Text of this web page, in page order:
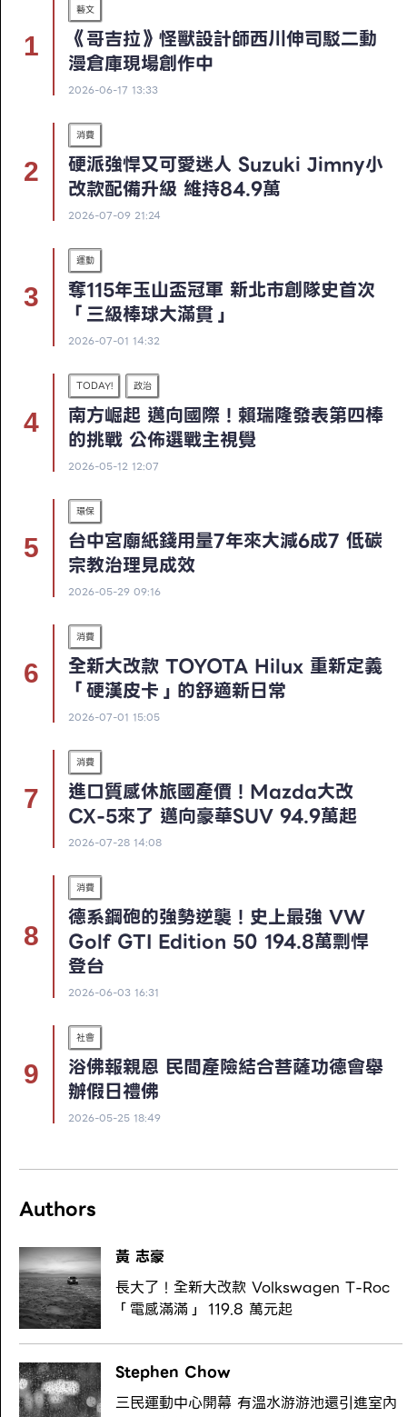
藝文
《哥吉拉》怪獸設計師西川伸司駁二動
漫倉庫現場創作中
2026-06-17 13:33
消費
硬派強悍又可愛迷人 Suzuki Jimny小
改款配備升級 維持84.9萬
2026-07-09 21:24
運動
奪115年玉山盃冠軍 新北市創隊史首次
「三級棒球大滿貫」
2026-07-01 14:32
TODAY! 政治
南方崛起 邁向國際！賴瑞隆發表第四棒
的挑戰 公佈選戰主視覺
2026-05-12 12:07
環保
台中宮廟紙錢用量7年來大減6成7 低碳
宗教治理見成效
2026-05-29 09:16
消費
全新大改款 TOYOTA Hilux 重新定義
「硬漢皮卡」的舒適新日常
2026-07-01 15:05
消費
進口質感休旅國產價！Mazda大改
CX-5來了 邁向豪華SUV 94.9萬起
2026-07-28 14:08
消費
德系鋼砲的強勢逆襲！史上最強 VW
Golf GTI Edition 50 194.8萬剽悍
登台
2026-06-03 16:31
社會
浴佛報親恩 民間產險結合菩薩功德會舉
辦假日禮佛
2026-05-25 18:49
Authors
黃 志豪
長大了！全新大改款 Volkswagen T-Roc
「電感滿滿」 119.8 萬元起
Stephen Chow
三民運動中心開幕 有溫水游游池還引進室內